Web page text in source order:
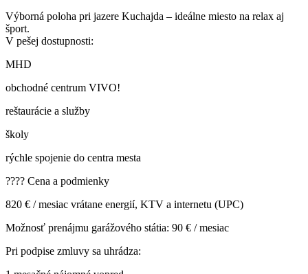
Výborná poloha pri jazere Kuchajda – ideálne miesto na relax aj
šport.
V pešej dostupnosti:
MHD
obchodné centrum VIVO!
reštaurácie a služby
školy
rýchle spojenie do centra mesta
???? Cena a podmienky
820 € / mesiac vrátane energií, KTV a internetu (UPC)
Možnosť prenájmu garážového státia: 90 € / mesiac
Pri podpise zmluvy sa uhrádza: